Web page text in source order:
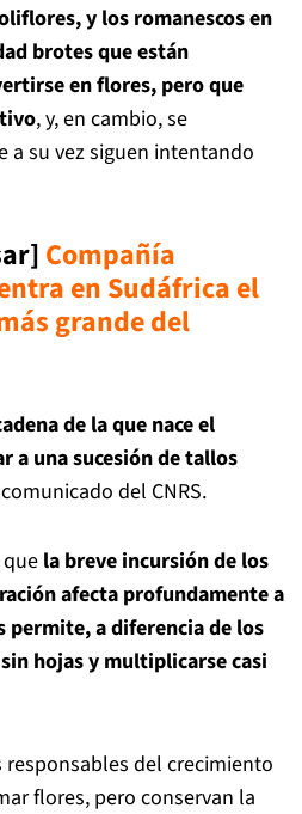
y los romanescos en
brotes que están
en flores, pero que
, y, en cambio, se
a su vez siguen intentando
Compañía
en Sudáfrica el
grande del
de la que nace el
a una sucesión de tallos
del CNRS.
la breve incursión de los
afecta profundamente a
permite, a diferencia de los
hojas y multiplicarse casi
del crecimiento
flores, pero conservan la